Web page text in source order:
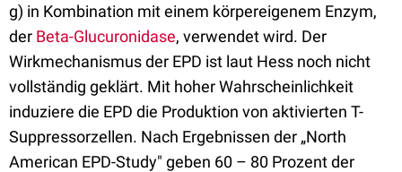
g) in Kombination mit einem körpereigenem Enzym,
der Beta-Glucuronidase, verwendet wird. Der
Wirkmechanismus der EPD ist laut Hess noch nicht
vollständig geklärt. Mit hoher Wahrscheinlichkeit
induziere die EPD die Produktion von aktivierten T-
Suppressorzellen. Nach Ergebnissen der „North
American EPD-Study" geben 60 – 80 Prozent der